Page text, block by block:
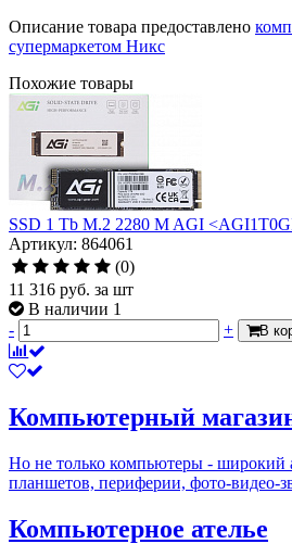
Описание товара предоставлено
супермаркетом Никс
Похожие товары
SSD 1 Tb M.2 2280 M AGI
Артикул: 864061
(0)
11 316 руб. за шт
В наличии 1
-
+ В
Компьютерный
Но не только компьютеры - широкий
планшетов, периферии, фото-видео-
Компьютерное ателье